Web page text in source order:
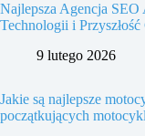
Najlepsza Agencja
Technologii i Przyszłość
9 lutego 2026
Jakie są najlepsze
początkujących